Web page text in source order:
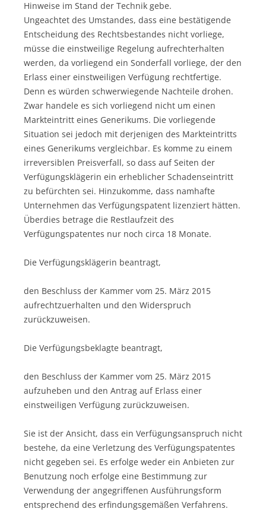
Hinweise im Stand der Technik gebe.
Ungeachtet des Umstandes, dass eine bestätigende
Entscheidung des Rechtsbestandes nicht vorliege,
müsse die einstweilige Regelung aufrechterhalten
werden, da vorliegend ein Sonderfall vorliege, der den
Erlass einer einstweiligen Verfügung rechtfertige.
Denn es würden schwerwiegende Nachteile drohen.
Zwar handele es sich vorliegend nicht um einen
Markteintritt eines Generikums. Die vorliegende
Situation sei jedoch mit derjenigen des Markteintritts
eines Generikums vergleichbar. Es komme zu einem
irreversiblen Preisverfall, so dass auf Seiten der
Verfügungsklägerin ein erheblicher Schadenseintritt
zu befürchten sei. Hinzukomme, dass namhafte
Unternehmen das Verfügungspatent lizenziert hätten.
Überdies betrage die Restlaufzeit des
Verfügungspatentes nur noch circa 18 Monate.
Die Verfügungsklägerin beantragt,
den Beschluss der Kammer vom 25. März 2015
aufrechtzuerhalten und den Widerspruch
zurückzuweisen.
Die Verfügungsbeklagte beantragt,
den Beschluss der Kammer vom 25. März 2015
aufzuheben und den Antrag auf Erlass einer
einstweiligen Verfügung zurückzuweisen.
Sie ist der Ansicht, dass ein Verfügungsanspruch nicht
bestehe, da eine Verletzung des Verfügungspatentes
nicht gegeben sei. Es erfolge weder ein Anbieten zur
Benutzung noch erfolge eine Bestimmung zur
Verwendung der angegriffenen Ausführungsform
entsprechend des erfindungsgemäßen Verfahrens.